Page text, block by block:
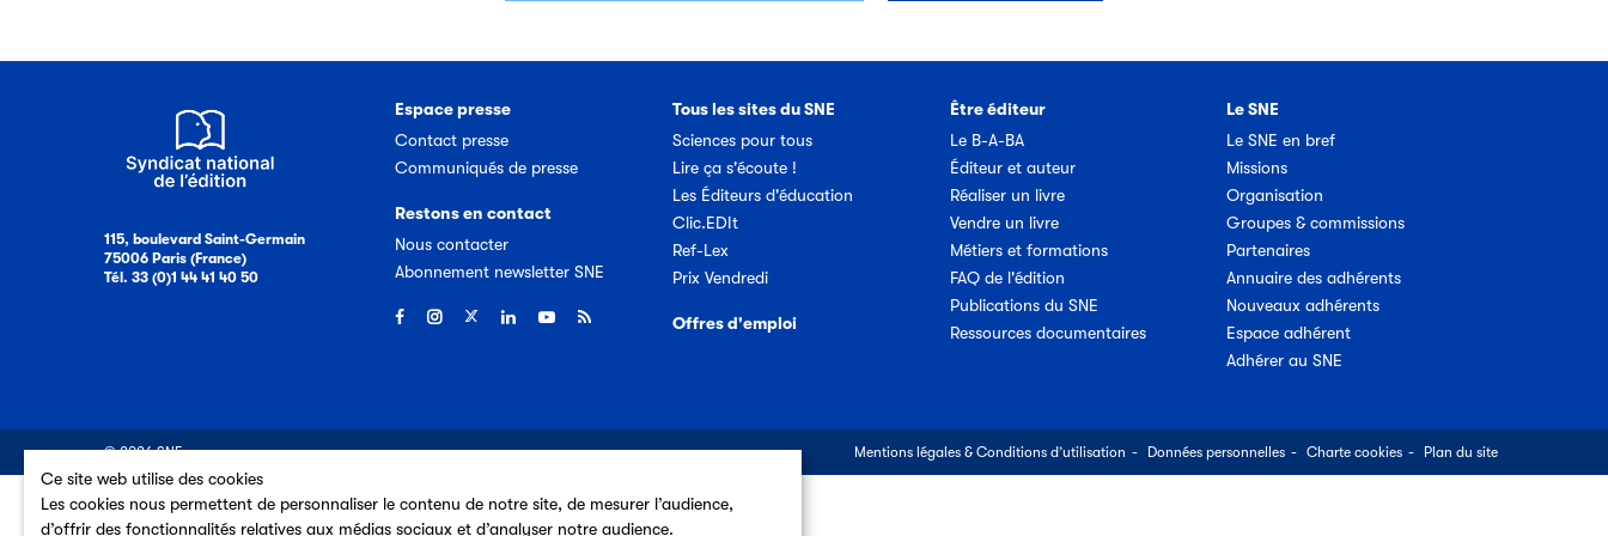
Ce site web utilise des cookies
Les cookies nous permettent de personnaliser le contenu de notre site, de mesurer l’audience,
d’offrir des fonctionnalités relatives aux médias sociaux et d’analyser notre audience.
115, boulevard Saint-Germain
75006 Paris (France)
Tél. 33 (0)1 44 41 40 50
Espace presse
Contact presse
Communiqués de presse
Restons en contact
Nous contacter
Abonnement newsletter SNE
Tous les sites du SNE
Sciences pour tous
Lire ça s'écoute !
Les Éditeurs d'éducation
Clic.EDIt
Ref-Lex
Prix Vendredi
Offres d'emploi
Être éditeur
Le B-A-BA
Éditeur et auteur
Réaliser un livre
Vendre un livre
Métiers et formations
FAQ de l'édition
Publications du SNE
Ressources documentaires
Le SNE
Le SNE en bref
Missions
Organisation
Groupes & commissions
Partenaires
Annuaire des adhérents
Nouveaux adhérents
Espace adhérent
Adhérer au SNE
Mentions légales & Conditions d’utilisation Données personnelles Charte cookies Plan du site
© 2026 SNE